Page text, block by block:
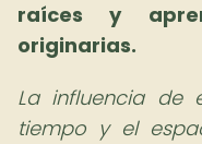
raíces y
originarias.
La influencia de
tiempo y el